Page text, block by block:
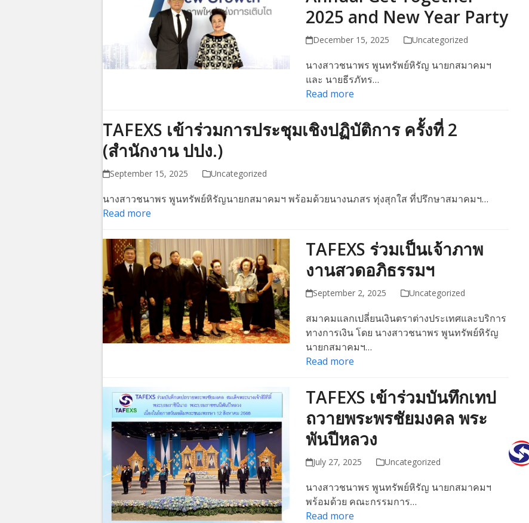
2025 and New Year Party
December 15, 2025 Uncategorized
นางสาวชนาพร พูนทรัพย์หิรัญ นายกสมาคมฯ
และ นายธีรภัทร…
Read more
TAFEXS เข้าร่วมการประชุมเชิงปฏิบัติการ ครั้งที่ 2
(สำนักงาน ปปง.)
September 15, 2025 Uncategorized
นางสาวชนาพร พูนทรัพย์หิรัญนายกสมาคมฯ พร้อมด้วยนางนภสร ทุ่งสุกใส ที่ปรึกษาสมาคมฯ…
Read more
TAFEXS ร่วมเป็นเจ้าภาพ
งานสวดอภิธรรมฯ
September 2, 2025 Uncategorized
สมาคมแลกเปลี่ยนเงินตราต่างประเทศและบริการ
ทางการเงิน โดย นางสาวชนาพร พูนทรัพย์หิรัญ
นายกสมาคมฯ…
Read more
TAFEXS เข้าร่วมบันทึกเทป
ถวายพระพรชัยมงคล พระ
พันปีหลวง
July 27, 2025 Uncategorized
นางสาวชนาพร พูนทรัพย์หิรัญ นายกสมาคมฯ
พร้อมด้วย คณะกรรมการ…
Read more